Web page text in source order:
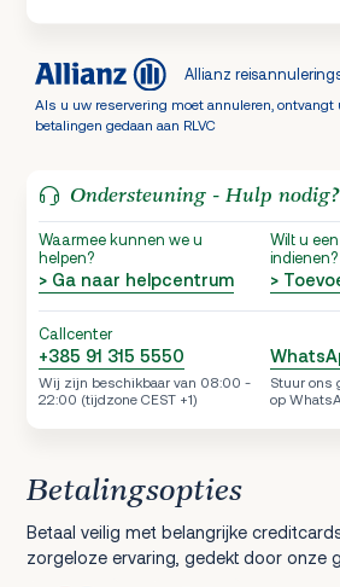
Allianz
Als u uw reservering moet annuleren,
betalingen gedaan aan RLVC
Ondersteuning - Hulp nodig?
Waarmee kunnen we u
helpen?
> Ga naar helpcentrum
Wilt u
indienen?
>
Callcenter
+385 91 315 5550
Wij zijn beschikbaar van 08:00 -
22:00 (tijdzone CEST +1)
Stuur ons
op
Betalingsopties
Betaal veilig met belangrijke
zorgeloze ervaring, gedekt door onze